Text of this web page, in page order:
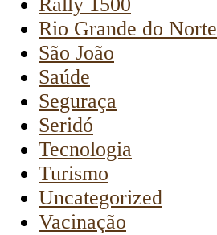
Rally 1500
Rio Grande do Norte
São João
Saúde
Seguraça
Seridó
Tecnologia
Turismo
Uncategorized
Vacinação